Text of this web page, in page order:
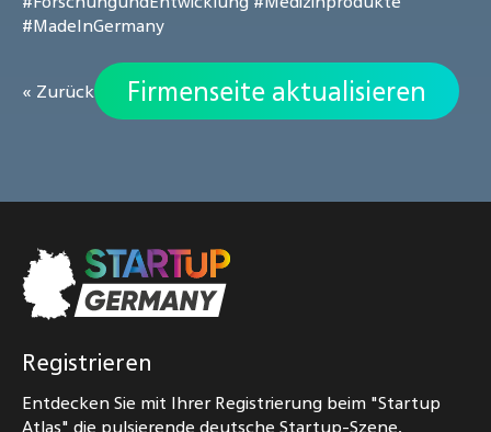
#MadeInGermany
« Zurück Firmenseite aktualisieren
Registrieren
Entdecken Sie mit Ihrer Registrierung beim "Startup
Atlas" die pulsierende deutsche Startup-Szene.